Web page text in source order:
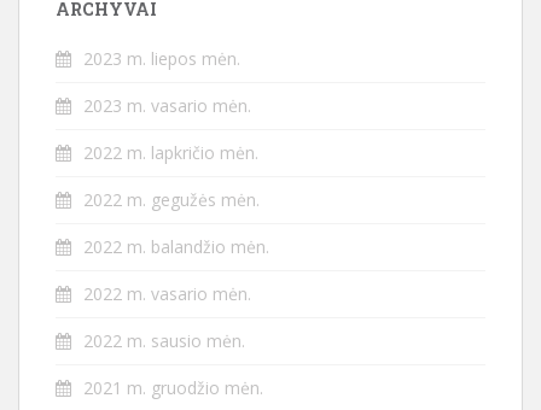
ARCHYVAI
2023 m. liepos mėn.
2023 m. vasario mėn.
2022 m. lapkričio mėn.
2022 m. gegužės mėn.
2022 m. balandžio mėn.
2022 m. vasario mėn.
2022 m. sausio mėn.
2021 m. gruodžio mėn.